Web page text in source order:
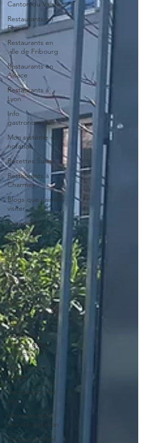
Canton du Valais
Restaurants en
France
Restaurants en
ville de Fribourg
Restaurants en
Alsace
Restaurants à
Lyon
Info
gastronomique
Mon système de
notation
Recettes Suisse
Restaurants à
Charmey
Blogs que j'aime
visiter
La recette
gourmande du
blog.
Hamburger
Restaurant
ouvert le
dimanche
Sélectionné
dans le Gault &
Millau
Sélectionné
dans le guide
Michelin
Labellisé Fait
Maison
Dégustation de
vins
Un sommelier,
une dégustation
Portrait de chef